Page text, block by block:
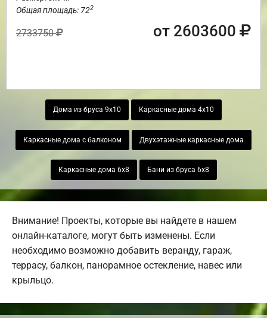
Общая площадь: 722
2733750 от 2603600
Дома из бруса 9х10 Каркасные дома 4х10
Каркасные дома с балконом Двухэтажные каркасные дома
Каркасные дома 6х8 Бани из бруса 6х8
Внимание! Проекты, которые вы найдете в нашем
онлайн-каталоге, могут быть изменены. Если
необходимо возможно добавить веранду, гараж,
террасу, балкон, панорамное остекление, навес или
крыльцо.